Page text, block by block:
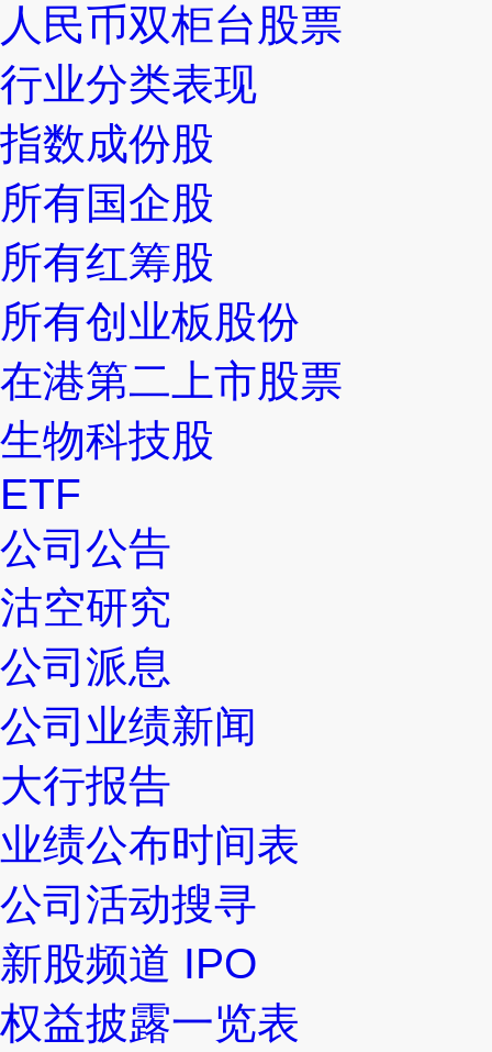
人民币双柜台股票
行业分类表现
指数成份股
所有国企股
所有红筹股
所有创业板股份
在港第二上市股票
生物科技股
ETF
公司公告
沽空研究
公司派息
公司业绩新闻
大行报告
业绩公布时间表
公司活动搜寻
新股频道 IPO
权益披露一览表